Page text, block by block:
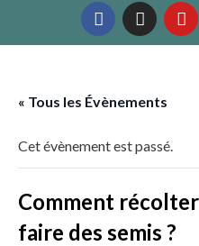
« Tous les Évènements
Cet évènement est passé.
Comment
faire des semis ?